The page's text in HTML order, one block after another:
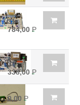
31
784,00 Р
38
338,00 Р
0,00 Р